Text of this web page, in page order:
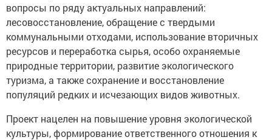
вопросы по ряду актуальных направлений:
лесовосстановление, обращение с твердыми
коммунальными отходами, использование вторичных
ресурсов и переработка сырья, особо охраняемые
природные территории, развитие экологического
туризма, а также сохранение и восстановление
популяций редких и исчезающих видов животных.
Проект нацелен на повышение уровня экологической
культуры, формирование ответственного отношения к